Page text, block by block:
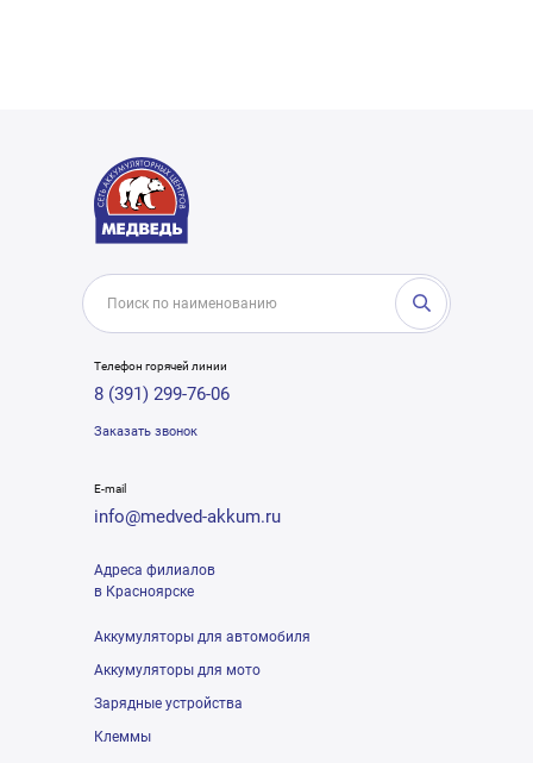
Телефон горячей линии
8 (391) 299-76-06
Заказать звонок
E-mail
info@medved-akkum.ru
Адреса филиалов
в Красноярске
Аккумуляторы для автомобиля
Аккумуляторы для мото
Зарядные устройства
Клеммы